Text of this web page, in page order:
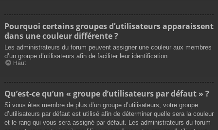
Pourquoi certains groupes d’utilisateurs apparaissent
dans une couleur différente ?
Les administrateurs du forum peuvent assigner une couleur aux membres
d’un groupe d’utilisateurs afin de faciliter leur identification.
Haut
Qu’est-ce qu’un « groupe d’utilisateurs par défaut » ?
Si vous êtes membre de plus d’un groupe d’utilisateurs, votre groupe
d’utilisateurs par défaut est utilisé afin de déterminer quelle sera la couleur
et le rang qui vous sera assigné par défaut. Les administrateurs du forum